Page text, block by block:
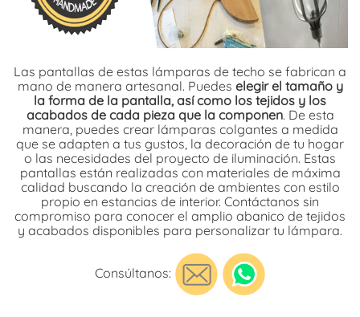
Las pantallas de estas lámparas de techo se fabrican a
mano de manera artesanal. Puedes elegir el tamaño y
la forma de la pantalla, así como los tejidos y los
acabados de cada pieza que la componen. De esta
manera, puedes crear lámparas colgantes a medida
que se adapten a tus gustos, la decoración de tu hogar
o las necesidades del proyecto de iluminación. Estas
pantallas están realizadas con materiales de máxima
calidad buscando la creación de ambientes con estilo
propio en estancias de interior. Contáctanos sin
compromiso para conocer el amplio abanico de tejidos
y acabados disponibles para personalizar tu lámpara.
Consúltanos: